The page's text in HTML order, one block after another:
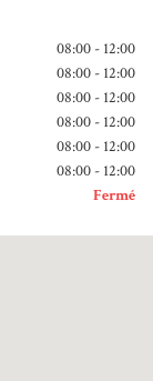
08:00 - 12:00
08:00 - 12:00
08:00 - 12:00
08:00 - 12:00
08:00 - 12:00
08:00 - 12:00
Fermé